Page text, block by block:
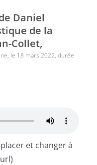
Daniel
de la
Collet,
le 18 mars 2022, durée
et changer à